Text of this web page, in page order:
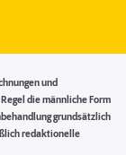
und
die männliche Form
grundsätzlich
redaktionelle